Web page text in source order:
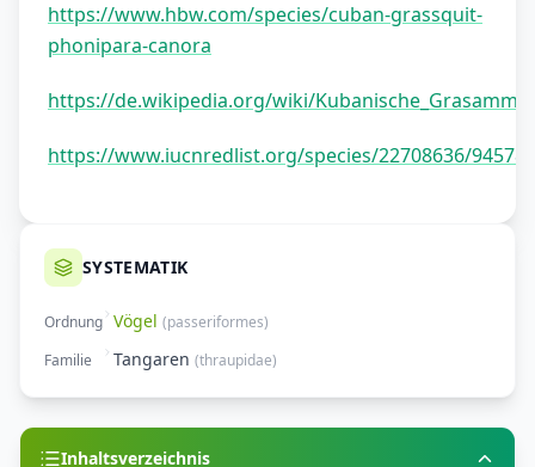
https://www.hbw.com/species/cuban-grassquit-
phonipara-canora
https://de.wikipedia.org/wiki/
https://www.iucnredlist.org/species/22708636/
SYSTEMATIK
Ordnung Vögel (passeriformes)
Familie
Tangaren (thraupidae)
Inhaltsverzeichnis